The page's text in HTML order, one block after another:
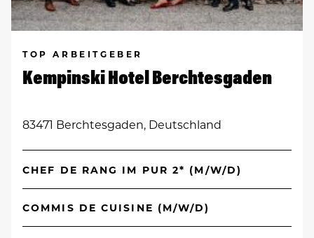
TOP ARBEITGEBER
Kempinski Hotel Berchtesgaden
83471 Berchtesgaden, Deutschland
CHEF DE RANG IM PUR 2* (M/W/D)
COMMIS DE CUISINE (M/W/D)